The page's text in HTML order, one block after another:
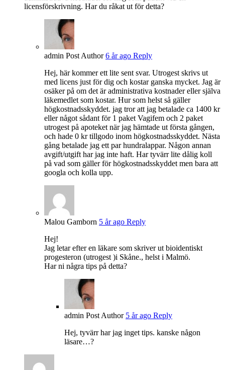
licensförskrivning. Har du råkat ut för detta?
admin Post Author 6 år ago Reply
Hej, här kommer ett lite sent svar. Utrogest skrivs ut
med licens just för dig och kostar ganska mycket. Jag är
osäker på om det är administrativa kostnader eller själva
läkemedlet som kostar. Hur som helst så gäller
högkostnadsskyddet. jag tror att jag betalade ca 1400 kr
eller något sådant för 1 paket Vagifem och 2 paket
utrogest på apoteket när jag hämtade ut första gången,
och hade 0 kr tillgodo inom högkostnadsskyddet. Nästa
gång betalade jag ett par hundralappar. Någon annan
avgift/utgift har jag inte haft. Har tyvärr lite dålig koll
på vad som gäller för högkostnadsskyddet men bara att
googla och kolla upp.
Malou Gamborn 5 år ago Reply
Hej!
Jag letar efter en läkare som skriver ut bioidentiskt
progesteron (utrogest )i Skåne., helst i Malmö.
Har ni några tips på detta?
admin Post Author 5 år ago Reply
Hej, tyvärr har jag inget tips. kanske någon
läsare…?